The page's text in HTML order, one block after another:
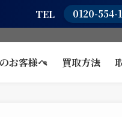
TEL 0120-554-
お客様へ 買取方法